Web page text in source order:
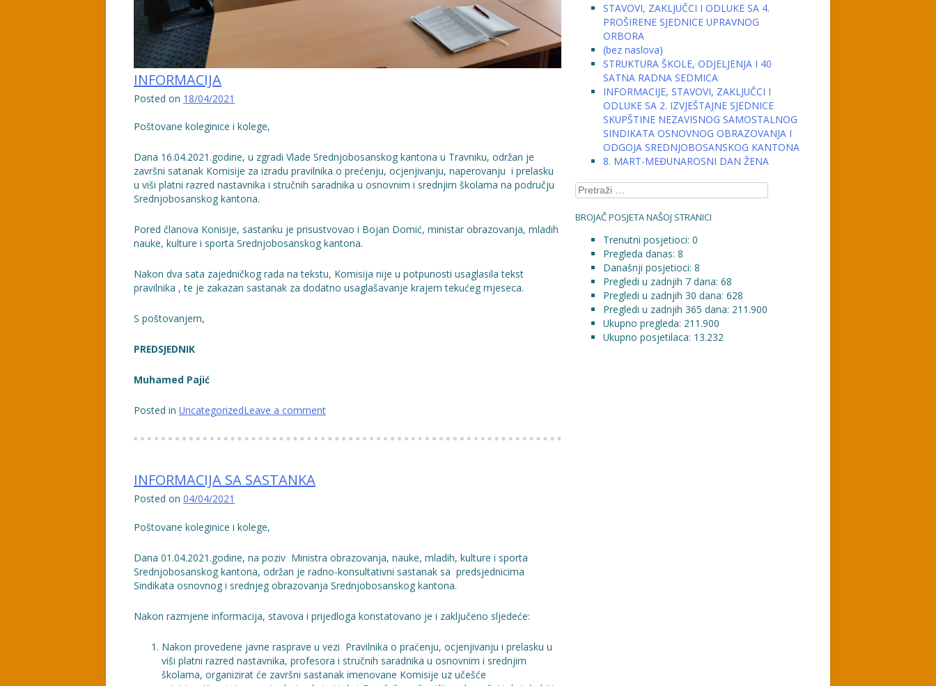
INFORMACIJA
Posted on 18/04/2021
Poštovane koleginice i kolege,
Dana 16.04.2021.godine, u zgradi Vlade Srednjobosanskog kantona u Travniku, održan je
završni satanak Komisije za izradu pravilnika o prećenju, ocjenjivanju, naperovanju i prelasku
u viši platni razred nastavnika i stručnih saradnika u osnovnim i srednjim školama na području
Srednjobosanskog kantona.
Pored članova Konisije, sastanku je prisustvovao i Bojan Domić, ministar obrazovanja, mladih
nauke, kulture i sporta Srednjobosanskog kantona.
Nakon dva sata zajedničkog rada na tekstu, Komisija nije u potpunosti usaglasila tekst
pravilnika , te je zakazan sastanak za dodatno usaglašavanje krajem tekućeg mjeseca.
S poštovanjem,
PREDSJEDNIK
Muhamed Pajić
Posted in UncategorizedLeave a comment
INFORMACIJA SA SASTANKA
Posted on 04/04/2021
Poštovane koleginice i kolege,
Dana 01.04.2021.godine, na poziv Ministra obrazovanja, nauke, mladih, kulture i sporta
Srednjobosanskog kantona, održan je radno-konsultativni sastanak sa predsjednicima
Sindikata osnovnog i srednjeg obrazovanja Srednjobosanskog kantona.
Nakon razmjene informacija, stavova i prijedloga konstatovano je i zaključeno sljedeće:
Nakon provedene javne rasprave u vezi Pravilnika o praćenju, ocjenjivanju i prelasku u
viši platni razred nastavnika, profesora i stručnih saradnika u osnovnim i srednjim
školama, organizirat će završni sastanak imenovane Komisije uz učešće
STAVOVI, ZAKLJUČCI I ODLUKE SA 4.
PROŠIRENE SJEDNICE UPRAVNOG
ORBORA
(bez naslova)
STRUKTURA ŠKOLE, ODJELJENJA I 40
SATNA RADNA SEDMICA
INFORMACIJE, STAVOVI, ZAKLJUČCI I
ODLUKE SA 2. IZVJEŠTAJNE SJEDNICE
SKUPŠTINE NEZAVISNOG SAMOSTALNOG
SINDIKATA OSNOVNOG OBRAZOVANJA I
ODGOJA SREDNJOBOSANSKOG KANTONA
8. MART-MEĐUNAROSNI DAN ŽENA
Pretraga:
BROJAČ POSJETA NAŠOJ STRANICI
Trenutni posjetioci: 0
Pregleda danas: 8
Današnji posjetioci: 8
Pregledi u zadnjih 7 dana: 68
Pregledi u zadnjih 30 dana: 628
Pregledi u zadnjih 365 dana: 211.900
Ukupno pregleda: 211.900
Ukupno posjetilaca: 13.232